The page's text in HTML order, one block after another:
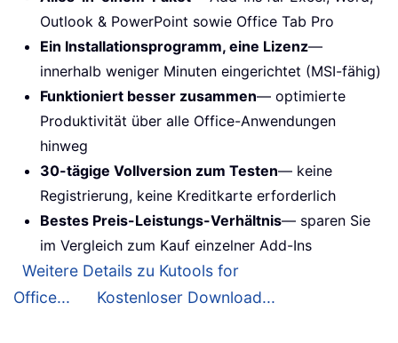
Outlook & PowerPoint sowie Office Tab Pro
Ein Installationsprogramm, eine Lizenz—
innerhalb weniger Minuten eingerichtet (MSI-fähig)
Funktioniert besser zusammen— optimierte
Produktivität über alle Office-Anwendungen
hinweg
30-tägige Vollversion zum Testen— keine
Registrierung, keine Kreditkarte erforderlich
Bestes Preis-Leistungs-Verhältnis— sparen Sie
im Vergleich zum Kauf einzelner Add-Ins
Weitere Details zu Kutools for
Office...
Kostenloser Download...